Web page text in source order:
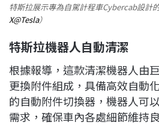
特斯拉展示專為自駕計程車Cybercab設計
X@Tesla）
特斯拉機器人自動清潔
根據報導，這款清潔機器人由
更換附件組成，具備高效自動
的自動附件切換器，機器人可
需求，確保車內各處細節維持